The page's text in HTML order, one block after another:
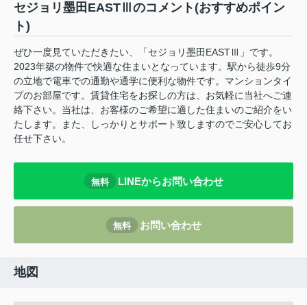
セジョリ墨田EASTⅢのコメント(おすすめポイン
ト)
ぜひ一度見ていただきたい、「セジョリ墨田EASTⅢ」です。
2023年築の物件で快適な住まいとなっています。駅から徒歩9分
の立地で電車での通勤や通学に便利な物件です。マンションタイ
プのお部屋です。賃貸住宅をお探しの方は、お気軽に当社へご連
絡下さい。当社は、お客様のご希望に適した住まいのご紹介をい
たします。また、しっかりとサポート致しますのでご安心してお
任せ下さい。
無料 LINEからお問い合わせ
無料 お問い合わせ
地図